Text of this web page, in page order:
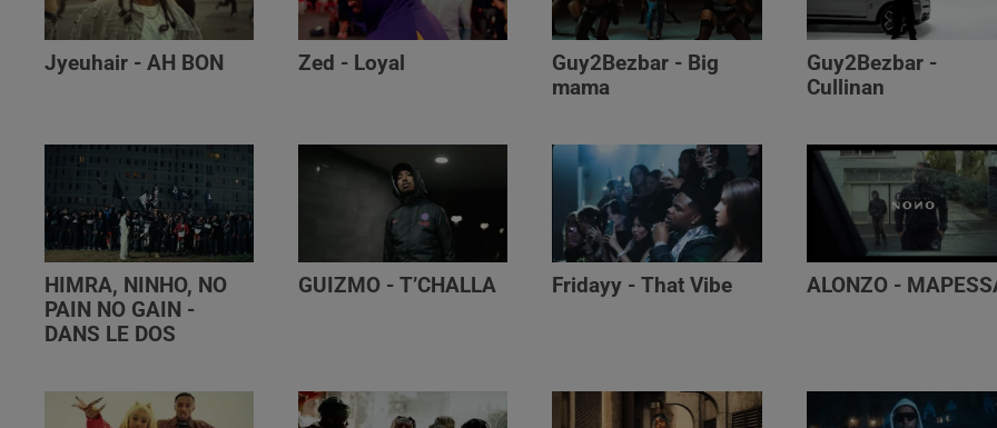
Jyeuhair - AH BON Zed - Loyal
Guy2Bezbar - Big
mama
Guy2Bezbar -
Cullinan
HIMRA, NINHO, NO
PAIN NO GAIN -
DANS LE DOS
GUIZMO - T’CHALLA Fridayy - That Vibe ALONZO -